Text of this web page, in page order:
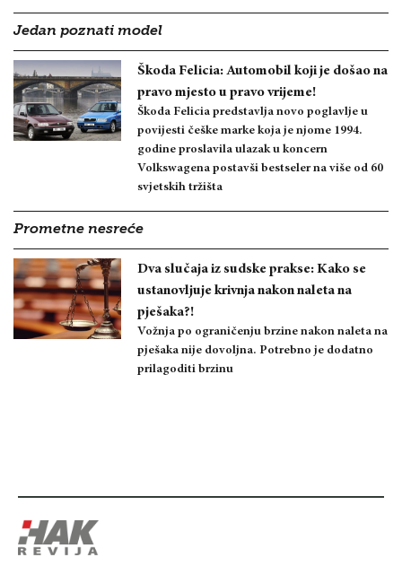
Jedan poznati model
Škoda Felicia: Automobil koji je došao na
pravo mjesto u pravo vrijeme!
Škoda Felicia predstavlja novo poglavlje u
povijesti češke marke koja je njome 1994.
godine proslavila ulazak u koncern
Volkswagena postavši bestseler na više od 60
svjetskih tržišta
Prometne nesreće
Dva slučaja iz sudske prakse: Kako se
ustanovljuje krivnja nakon naleta na
pješaka?!
Vožnja po ograničenju brzine nakon naleta na
pješaka nije dovoljna. Potrebno je dodatno
prilagoditi brzinu